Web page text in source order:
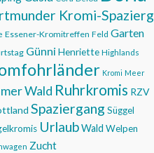
Kromi-
Essener-Kromitreffen Feld Garten
Günni Henriette Highlands
Kromi Meer
Wald Ruhrkromis RZV
Spaziergang Süggel
UrlaubWald Welpen
Zucht